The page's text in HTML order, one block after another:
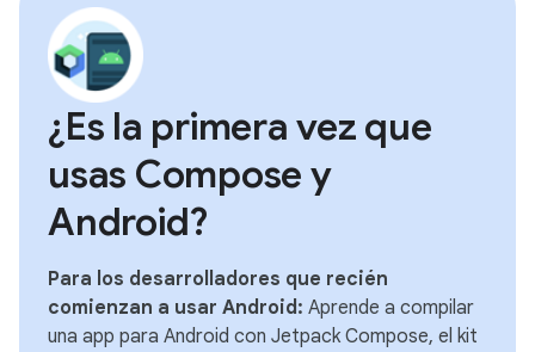
¿Es la primera vez que
usas Compose y
Android?
Para los desarrolladores que recién
comienzan a usar Android: Aprende a compilar
una app para Android con Jetpack Compose, el kit